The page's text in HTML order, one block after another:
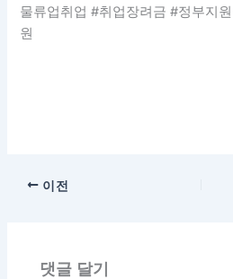
물류업취업 #취업장려금 #정부지
원
이전
댓글 달기